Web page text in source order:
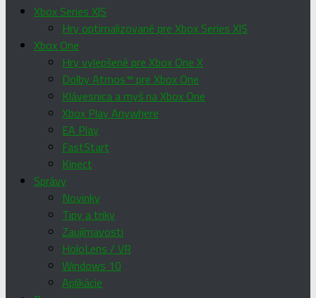
Xbox Series X|S
Hry optimalizované pre Xbox Series X|S
Xbox One
Hry vylepšené pre Xbox One X
Dolby Atmos™ pre Xbox One
Klávesnica a myš na Xbox One
Xbox Play Anywhere
EA Play
FastStart
Kinect
Správy
Novinky
Tipy a triky
Zaujímavosti
HoloLens / VR
Windows 10
Aplikácie